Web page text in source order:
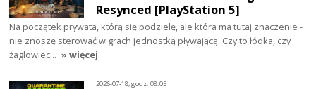
Resynced [PlayStation 5]
Na początek prywata, którą się podzielę, ale która ma tutaj znaczenie -
nie znoszę sterować w grach jednostką pływającą. Czy to łódka, czy
żaglowiec… » więcej
2026-07-18, godz. 08:05